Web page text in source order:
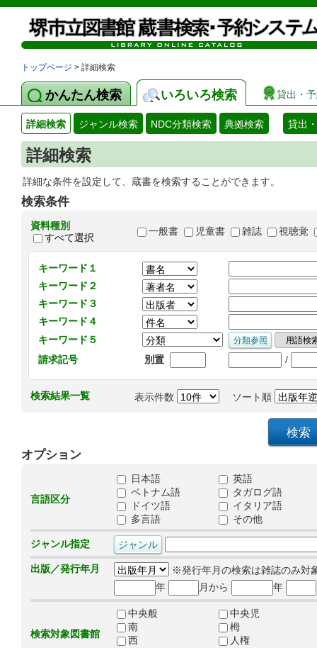
トップページ > 詳細検索
かんたん検索 いろいろ検索 貸出・
詳細検索 ジャンル検索 NDC分類検索 典拠検索 貸出
詳細検索
詳細な条件を設定して、蔵書を検索することができます。
検索条件
資料種別
すべて選択
一般書 児童書 雑誌 視聴覚
キーワード１
キーワード２
キーワード３
キーワード４
キーワード５
請求記号
別置 /
検索結果一覧 表示件数 ソート順
オプション
言語区分
日本語
英語
ベトナム語
タガログ語
ドイツ語
イタリア語
多言語
その他
ジャンル指定
出版／発行年月
※発行年月の検索は雑誌のみ対
年
月から 年
検索対象図書館
中央般
中央児
南
栂
西
人権